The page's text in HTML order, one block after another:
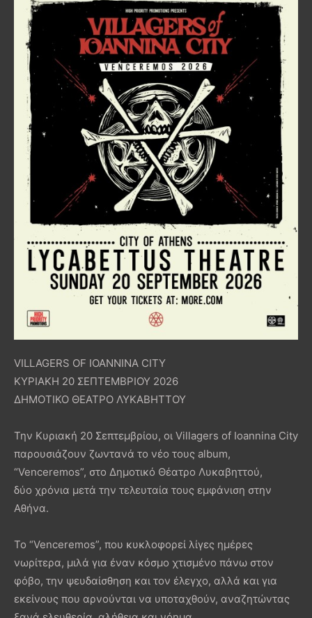
VILLAGERS OF IOANNINA CITY
ΚΥΡΙΑΚΗ 20 ΣΕΠΤΕΜΒΡΙΟΥ 2026
ΔΗΜΟΤΙΚΟ ΘΕΑΤΡΟ ΛΥΚΑΒΗΤΤΟΥ
Την Κυριακή 20 Σεπτεμβρίου, οι Villagers of Ioannina City
παρουσιάζουν ζωντανά το νέο τους album,
“Venceremos”, στο Δημοτικό Θέατρο Λυκαβηττού,
δύο χρόνια μετά την τελευταία τους εμφάνιση στην
Αθήνα.
Το “Venceremos”, που κυκλοφορεί λίγες ημέρες
νωρίτερα, μιλά για έναν κόσμο χτισμένο πάνω στον
φόβο, την ψευδαίσθηση και τον έλεγχο, αλλά και για
εκείνους που αρνούνται να υποταχθούν, αναζητώντας